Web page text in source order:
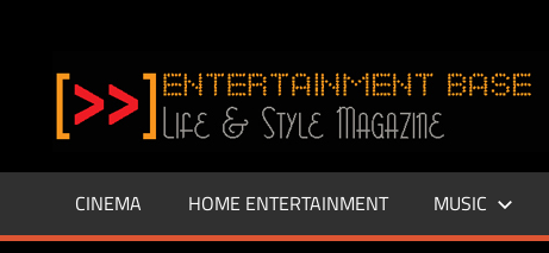
springenBase.de
CINEMA HOME ENTERTAINMENT MUSIC